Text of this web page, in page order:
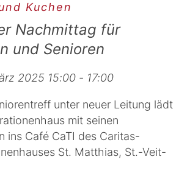
Kuchen
Nachmittag für
und Senioren
2025 15:00 - 17:00
unter neuer Leitung lädt
mit seinen
ins Café CaTI des Caritas-
St. Matthias, St.-Veit-